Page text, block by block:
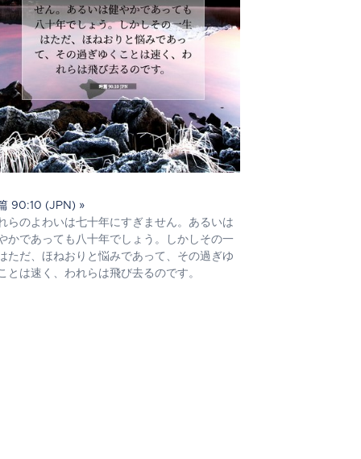
90:10 (JPN) »
らのよわいは七十年にすぎません。あるいは
かであっても八十年でしょう。しかしその一
ただ、ほねおりと悩みであって、その過ぎゆ
とは速く、われらは飛び去るのです。